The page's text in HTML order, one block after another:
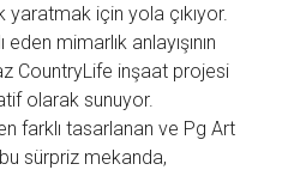
için yola çıkıyor.
mimarlık anlayışının
CountryLife inşaat projesi
olarak sunuyor.
farklı tasarlanan ve Pg Art
sürpriz mekanda,